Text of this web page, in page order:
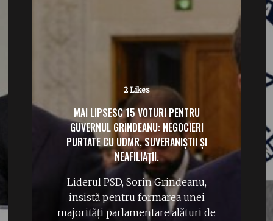
2 Likes
MAI LIPSESC 15 VOTURI PENTRU
GUVERNUL GRINDEANU: NEGOCIERI
PURTATE CU UDMR, SUVERANIȘTII ȘI
NEAFILIAȚII.
Liderul PSD, Sorin Grindeanu,
insistă pentru formarea unei
majorități parlamentare alături de